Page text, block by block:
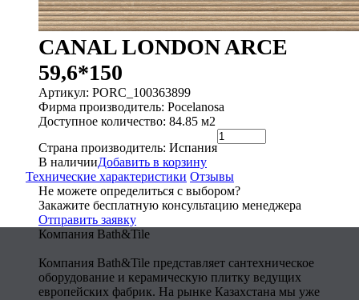
CANAL LONDON ARCE
59,6*150
Артикул: PORC_100363899
Фирма производитель: Pocelanosa
Доступное количество: 84.85 м2
Страна производитель: Испания
В наличииДобавить в корзину
Технические характеристики Отзывы
Не можете определиться с выбором?
Закажите бесплатную консультацию менеджера
Отправить заявку
Компания Bath&Tile
Компания Bath&Tile представляет сантехническое
оборудование и керамическую плитку ведущих
европейских фабрик. На рынке Казахстана мы уже